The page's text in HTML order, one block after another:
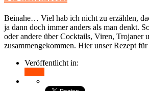
Beinahe… Viel hab ich nicht zu erzählen,
ja dann doch immer anders als man denkt.
oder andere über Cocktails, Viren, Trojaner
zusammengekommen. Hier unser Rezept
Veröffentlicht in: